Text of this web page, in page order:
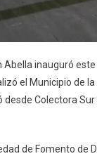
Abella inauguró este
el Municipio de la
desde Colectora
de Fomento de